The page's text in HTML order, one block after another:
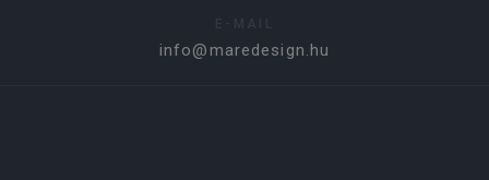
info@maredesign.hu